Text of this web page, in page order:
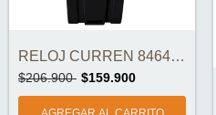
RELOJ CURREN 8464-2 ORIGINAL
$206.900 $159.900